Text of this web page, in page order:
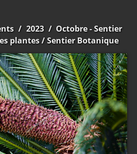
/ 2023 / Octobre - Sentier
plantes/ Sentier Botanique